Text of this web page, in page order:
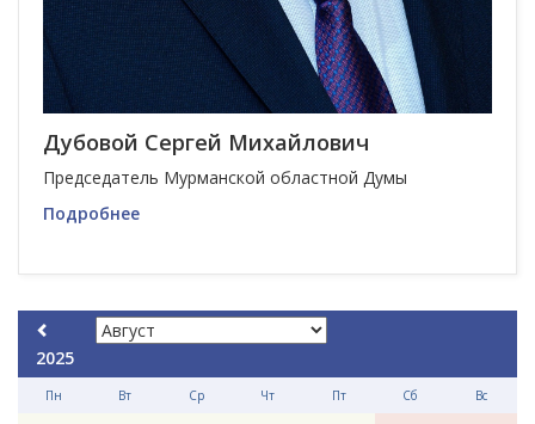
Дубовой Сергей Михайлович
Председатель Мурманской областной Думы
Подробнее
2025
Пн Вт Ср Чт Пт Сб Вс